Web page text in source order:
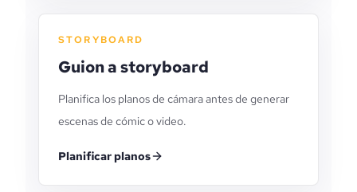
STORYBOARD
Guion a storyboard
Planifica los planos de cámara antes de generar
escenas de cómic o video.
Planificar planos